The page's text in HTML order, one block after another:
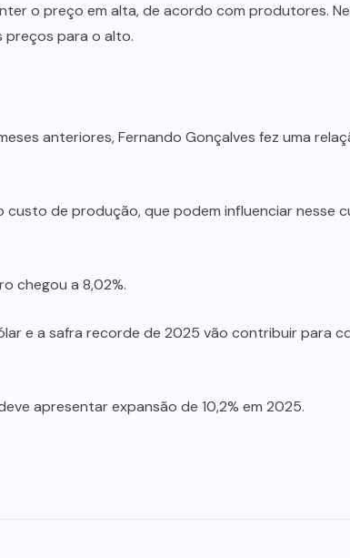
o preço em alta, de acordo com produtores.
preços para o alto.
anteriores, Fernando Gonçalves fez uma
de produção, que podem influenciar nesse
chegou a 8,02%.
e a safra recorde de 2025 vão contribuir para
apresentar expansão de 10,2% em 2025.